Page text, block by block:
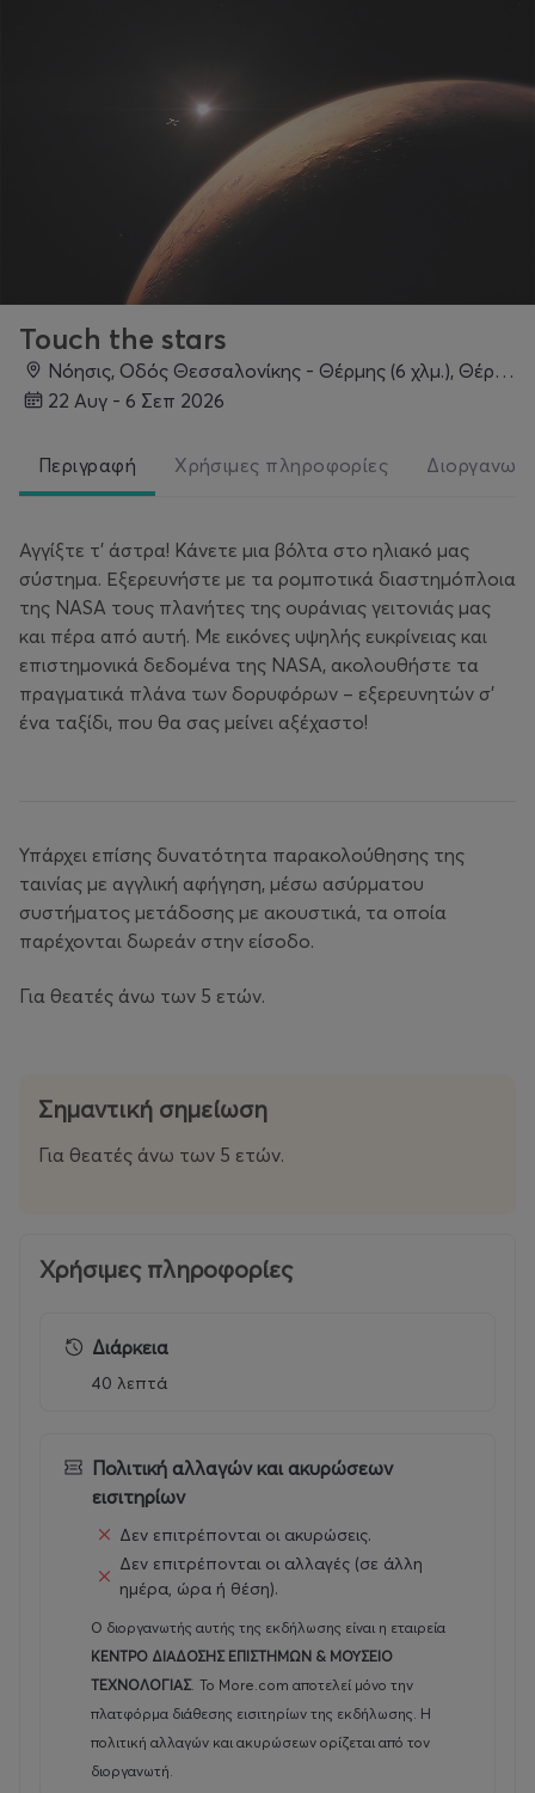
Touch the stars
Νόησις, Οδός Θεσσαλονίκης - Θέρμης (6 χλμ.), Θέρμη, 57001, Θεσσαλονίκη
22 Αυγ - 6 Σεπ 2026
Περιγραφή Χρήσιμες πληροφορίες
Αγγίξτε τ’ άστρα! Κάνετε μια βόλτα στο ηλιακό μας
σύστημα. Εξερευνήστε με τα ρομποτικά διαστημόπλοια
της NASA τους πλανήτες της ουράνιας γειτονιάς μας
και πέρα από αυτή. Με εικόνες υψηλής ευκρίνειας και
επιστημονικά δεδομένα της NASA, ακολουθήστε τα
πραγματικά πλάνα των δορυφόρων – εξερευνητών σ’
ένα ταξίδι, που θα σας μείνει αξέχαστο!
Υπάρχει επίσης δυνατότητα παρακολούθησης της
ταινίας με αγγλική αφήγηση, μέσω ασύρματου
συστήματος μετάδοσης με ακουστικά, τα οποία
παρέχονται δωρεάν στην είσοδο.
Για θεατές άνω των 5 ετών.
Σημαντική σημείωση
Για θεατές άνω των 5 ετών.
Χρήσιμες πληροφορίες
Διάρκεια
40 λεπτά
Πολιτική αλλαγών και ακυρώσεων
εισιτηρίων
Δεν επιτρέπονται οι ακυρώσεις.
Δεν επιτρέπονται οι αλλαγές (σε άλλη
ημέρα, ώρα ή θέση).
Ο διοργανωτής αυτής της εκδήλωσης είναι η εταιρεία
ΚΕΝΤΡΟ ΔΙΑΔΟΣΗΣ ΕΠΙΣΤΗΜΩΝ & ΜΟΥΣΕΙΟ
ΤΕΧΝΟΛΟΓΙΑΣ. Το More.com αποτελεί μόνο την
πλατφόρμα διάθεσης εισιτηρίων της εκδήλωσης. Η
πολιτική αλλαγών και ακυρώσεων ορίζεται από τον
διοργανωτή.